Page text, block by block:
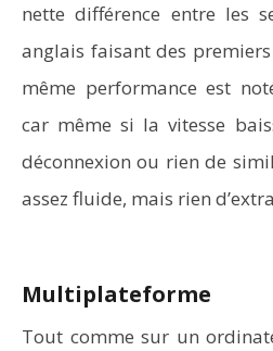
nette différence entre les
anglais faisant des
même performance est
car même si la vitesse
déconnexion ou rien de
assez fluide, mais rien
Multiplateforme
Tout comme sur un